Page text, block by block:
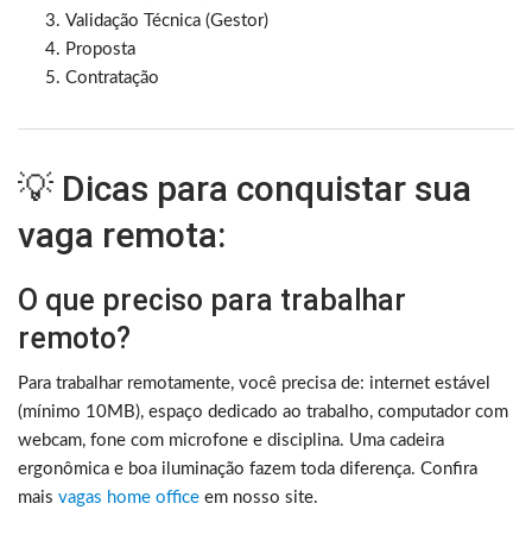
Validação Técnica (Gestor)
Proposta
Contratação
💡 Dicas para conquistar sua
vaga remota:
O que preciso para trabalhar
remoto?
Para trabalhar remotamente, você precisa de: internet estável
(mínimo 10MB), espaço dedicado ao trabalho, computador com
webcam, fone com microfone e disciplina. Uma cadeira
ergonômica e boa iluminação fazem toda diferença. Confira
mais vagas home office em nosso site.